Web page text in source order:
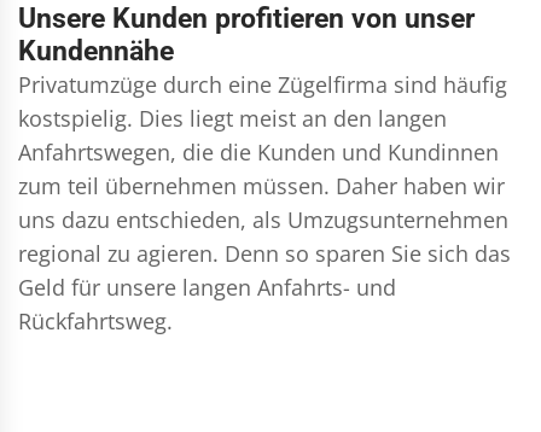
Unsere Kunden profitieren von unser
Kundennähe
Privatumzüge durch eine Zügelfirma sind häufig
kostspielig. Dies liegt meist an den langen
Anfahrtswegen, die die Kunden und Kundinnen
zum teil übernehmen müssen. Daher haben wir
uns dazu entschieden, als Umzugsunternehmen
regional zu agieren. Denn so sparen Sie sich das
Geld für unsere langen Anfahrts- und
Rückfahrtsweg.